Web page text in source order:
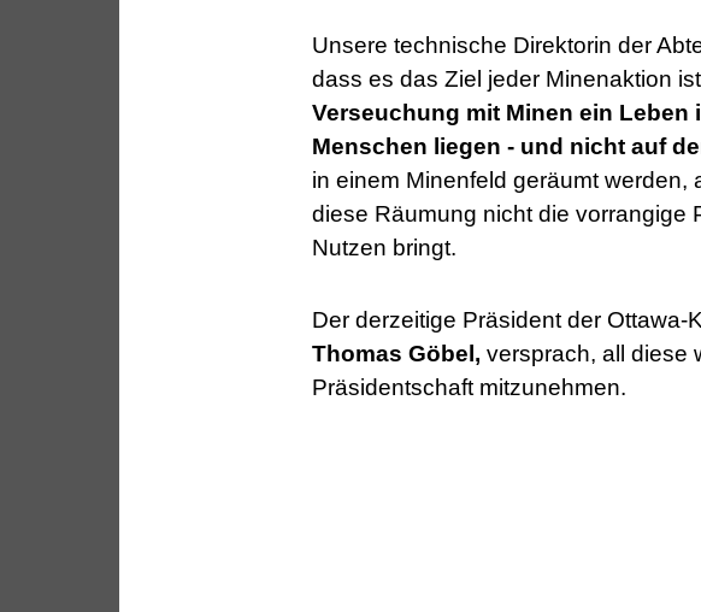
Unsere technische Direktorin der
dass es das Ziel jeder Minenaktion
Verseuchung mit Minen ein Leben
Menschen liegen - und nicht auf
in einem Minenfeld geräumt
diese Räumung nicht die vorrangige
Nutzen bringt.
Der derzeitige Präsident der
Thomas Göbel, versprach, all diese
Präsidentschaft mitzunehmen.